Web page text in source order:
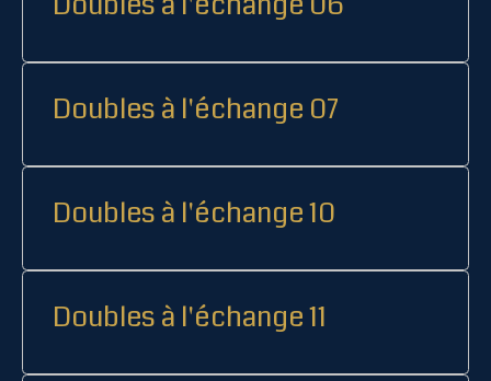
Doubles à l'échange 07
Doubles à l'échange 10
Doubles à l'échange 11